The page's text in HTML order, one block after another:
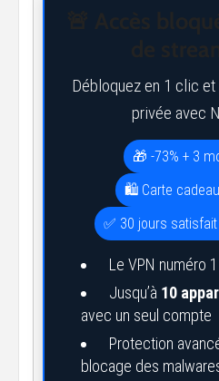
Débloquez en 1 clic
privée avec
🎁 -73% + 3
🛍️ Carte
✅ 30 jours
Le VPN numéro
Jusqu’à 10
avec un seul compte
Protection
blocage des